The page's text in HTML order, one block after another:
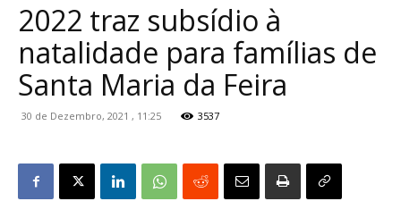
2022 traz subsídio à
natalidade para famílias de
Santa Maria da Feira
30 de Dezembro, 2021 , 11:25 3537